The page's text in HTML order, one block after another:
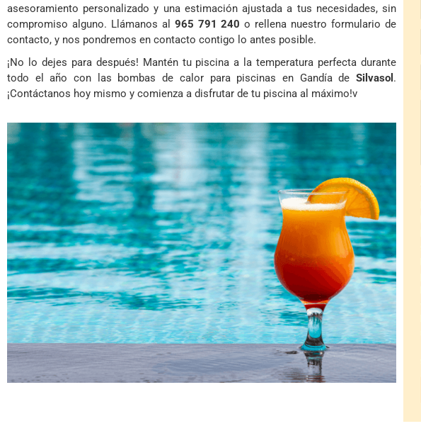
asesoramiento personalizado y una estimación ajustada a tus necesidades, sin
compromiso alguno. Llámanos al 965 791 240 o rellena nuestro formulario de
contacto, y nos pondremos en contacto contigo lo antes posible.
¡No lo dejes para después! Mantén tu piscina a la temperatura perfecta durante
todo el año con las bombas de calor para piscinas en Gandía de Silvasol .
¡Contáctanos hoy mismo y comienza a disfrutar de tu piscina al máximo!v